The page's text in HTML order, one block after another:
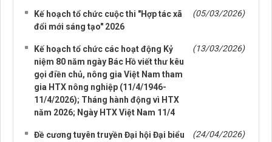
Kế hoạch tổ chức cuộc thi "Hợp tác xã
đổi mới sáng tạo" 2026
(05/03/2026)
Kế hoạch tổ chức các hoạt động Kỷ
niệm 80 năm ngày Bác Hồ viết thư kêu
gọi điền chủ, nông gia Việt Nam tham
gia HTX nông nghiệp (11/4/1946-
11/4/2026); Tháng hành động vì HTX
năm 2026; Ngày HTX Việt Nam 11/4
(13/03/2026)
Đề cương tuyên truyền Đại hội Đại biểu
(24/04/2026)